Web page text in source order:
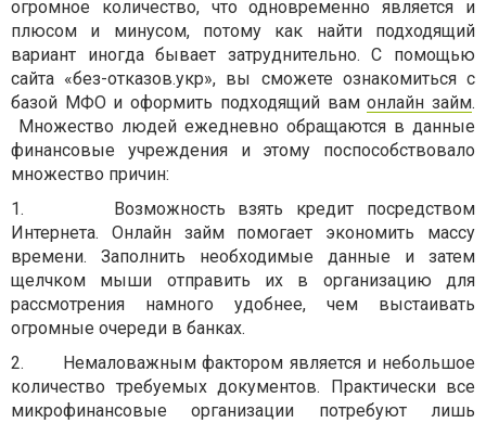
огромное количество, что одновременно является и
плюсом и минусом, потому как найти подходящий
вариант иногда бывает затруднительно. С помощью
сайта «без-отказов.укр», вы сможете ознакомиться с
базой МФО и оформить подходящий вамонлайн займ.
Множество людей ежедневно обращаются в данные
финансовые учреждения и этому поспособствовало
множество причин:
1.
Возможность взять кредит посредством
Интернета. Онлайн займ помогает экономить массу
времени. Заполнить необходимые данные и затем
щелчком мыши отправить их в организацию для
рассмотрения намного удобнее, чем выстаивать
огромные очереди в банках.
2.
Немаловажным фактором является и небольшое
количество требуемых документов. Практически все
микрофинансовые организации потребуют лишь